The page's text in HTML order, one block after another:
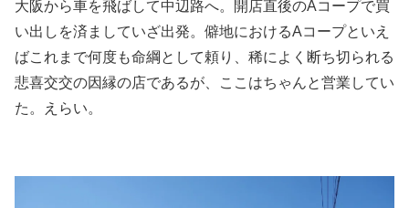
大阪から車を飛ばして中辺路へ。開店直後のAコープで買
い出しを済ましていざ出発。僻地におけるAコープといえ
ばこれまで何度も命綱として頼り、稀によく断ち切られる
悲喜交交の因縁の店であるが、ここはちゃんと営業してい
た。えらい。